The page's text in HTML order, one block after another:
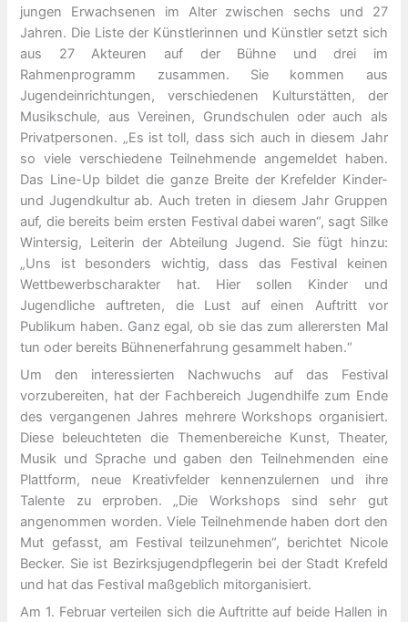
jungen Erwachsenen im Alter zwischen sechs und 27
Jahren. Die Liste der Künstlerinnen und Künstler setzt sich
aus 27 Akteuren auf der Bühne und drei im
Rahmenprogramm zusammen. Sie kommen aus
Jugendeinrichtungen, verschiedenen Kulturstätten, der
Musikschule, aus Vereinen, Grundschulen oder auch als
Privatpersonen. „Es ist toll, dass sich auch in diesem Jahr
so viele verschiedene Teilnehmende angemeldet haben.
Das Line-Up bildet die ganze Breite der Krefelder Kinder-
und Jugendkultur ab. Auch treten in diesem Jahr Gruppen
auf, die bereits beim ersten Festival dabei waren“, sagt Silke
Wintersig, Leiterin der Abteilung Jugend. Sie fügt hinzu:
„Uns ist besonders wichtig, dass das Festival keinen
Wettbewerbscharakter hat. Hier sollen Kinder und
Jugendliche auftreten, die Lust auf einen Auftritt vor
Publikum haben. Ganz egal, ob sie das zum allerersten Mal
tun oder bereits Bühnenerfahrung gesammelt haben.“
Um den interessierten Nachwuchs auf das Festival
vorzubereiten, hat der Fachbereich Jugendhilfe zum Ende
des vergangenen Jahres mehrere Workshops organisiert.
Diese beleuchteten die Themenbereiche Kunst, Theater,
Musik und Sprache und gaben den Teilnehmenden eine
Plattform, neue Kreativfelder kennenzulernen und ihre
Talente zu erproben. „Die Workshops sind sehr gut
angenommen worden. Viele Teilnehmende haben dort den
Mut gefasst, am Festival teilzunehmen“, berichtet Nicole
Becker. Sie ist Bezirksjugendpflegerin bei der Stadt Krefeld
und hat das Festival maßgeblich mitorganisiert.
Am 1. Februar verteilen sich die Auftritte auf beide Hallen in